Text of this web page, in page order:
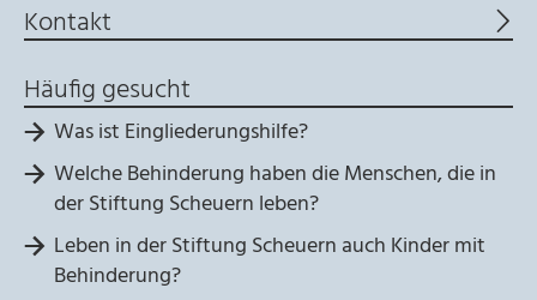
Kontakt
Häufig gesucht
Was ist Eingliederungshilfe?
Welche Behinderung haben die Menschen, die in
der Stiftung Scheuern leben?
Leben in der Stiftung Scheuern auch Kinder mit
Behinderung?